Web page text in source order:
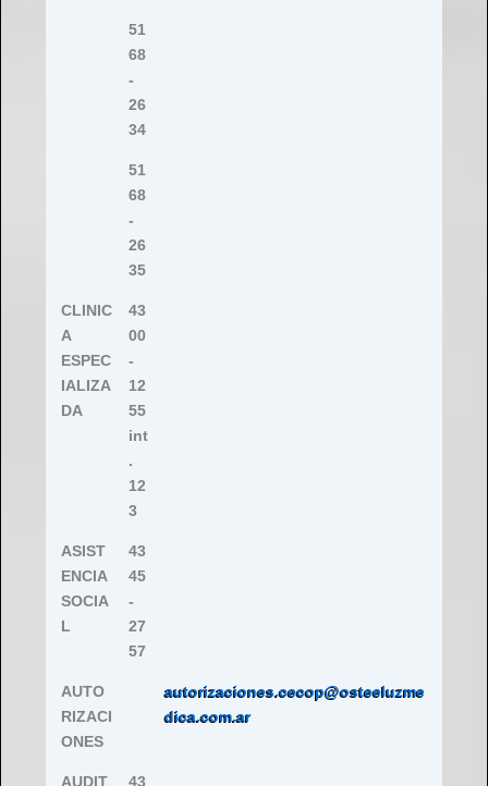
51
68
-
26
34
51
68
-
26
35
CLINIC
A
ESPEC
IALIZA
DA
43
00
-
12
55
int
.
12
3
ASIST
ENCIA
SOCIA
L
43
45
-
27
57
AUTO
RIZACI
ONES
autorizaciones.cecop@osteeluzme
dica.com.ar
AUDIT 43